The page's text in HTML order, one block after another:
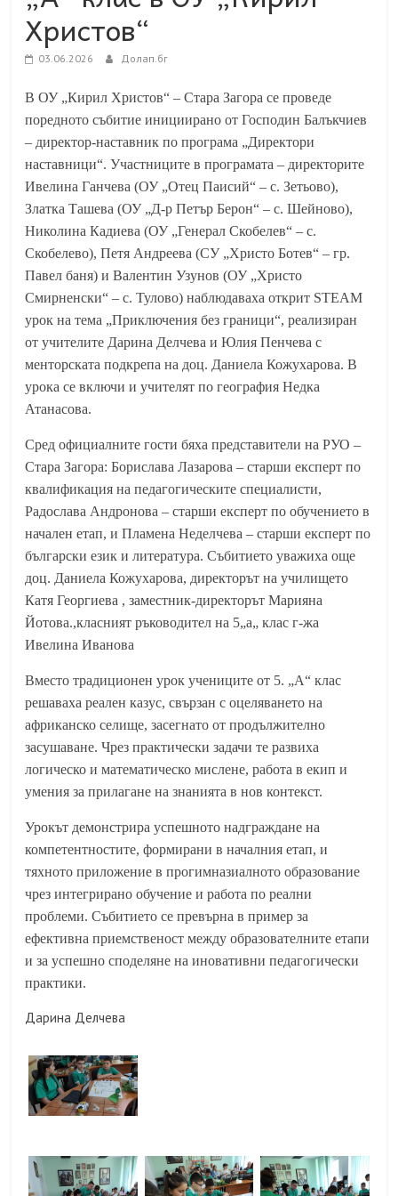
Христов“
03.06.2026 Долап.бг
В ОУ „Кирил Христов“ – Стара Загора се проведе
поредното събитие инициирано от Господин Балъкчиев
– директор-наставник по програма „Директори
наставници“. Участниците в програмата – директорите
Ивелина Ганчева (ОУ „Отец Паисий“ – с. Зетьово),
Златка Ташева (ОУ „Д-р Петър Берон“ – с. Шейново),
Николина Кадиева (ОУ „Генерал Скобелев“ – с.
Скобелево), Петя Андреева (СУ „Христо Ботев“ – гр.
Павел баня) и Валентин Узунов (ОУ „Христо
Смирненски“ – с. Тулово) наблюдаваха открит STEAM
урок на тема „Приключения без граници“, реализиран
от учителите Дарина Делчева и Юлия Пенчева с
менторската подкрепа на доц. Даниела Кожухарова. В
урока се включи и учителят по география Недка
Атанасова.
Сред официалните гости бяха представители на РУО –
Стара Загора: Борислава Лазарова – старши експерт по
квалификация на педагогическите специалисти,
Радослава Андронова – старши експерт по обучението в
начален етап, и Пламена Неделчева – старши експерт по
български език и литература. Събитието уважиха още
доц. Даниела Кожухарова, директорът на училището
Катя Георгиева , заместник-директорът Марияна
Йотова.,класният ръководител на 5„а„ клас г-жа
Ивелина Иванова
Вместо традиционен урок учениците от 5. „А“ клас
решаваха реален казус, свързан с оцеляването на
африканско селище, засегнато от продължително
засушаване. Чрез практически задачи те развиха
логическо и математическо мислене, работа в екип и
умения за прилагане на знанията в нов контекст.
Урокът демонстрира успешното надграждане на
компетентностите, формирани в началния етап, и
тяхното приложение в прогимназиалното образование
чрез интегрирано обучение и работа по реални
проблеми. Събитието се превърна в пример за
ефективна приемственост между образователните етапи
и за успешно споделяне на иновативни педагогически
практики.
Дарина Делчева